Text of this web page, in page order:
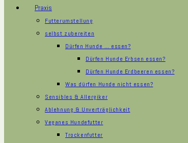
Praxis
Futterumstellung
selbst zubereiten
Dürfen Hunde … essen?
Dürfen Hunde Erbsen essen?
Dürfen Hunde Erdbeeren essen?
Was dürfen Hunde nicht essen?
Sensibles & Allergiker
Ablehnung & Unverträglichkeit
Veganes Hundefutter
Trockenfutter